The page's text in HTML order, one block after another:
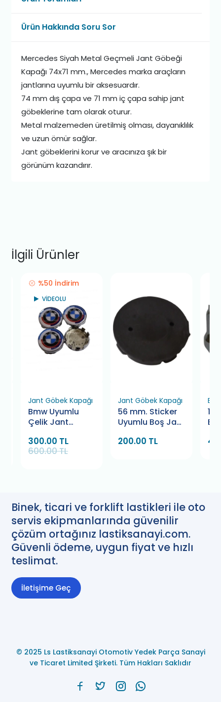
Ürün Hakkında Soru Sor
Mercedes Siyah Metal Geçmeli Jant Göbeği
Kapağı 74x71 mm., Mercedes marka araçların
jantlarına uyumlu bir aksesuardır.
74 mm dış çapa ve 71 mm iç çapa sahip jant
göbeklerine tam olarak oturur.
Metal malzemeden üretilmiş olması, dayanıklılık
ve uzun ömür sağlar.
Jant göbeklerini korur ve aracınıza şık bir
görünüm kazandırır.
İlgili Ürünler
%50 İndirim
VİDEOLU
Jant Göbek Kapağı
Bmw Uyumlu
Çelik Jant
mm. Renkli (4
Adet)
300.00 TL
600.00 TL
Jant Göbek Kapağı
56 mm. Sticker
Uyumlu Boş Jant
(4 Adet)
200.00 TL
Binek, ticari ve forklift lastikleri ile oto
servis ekipmanlarında güvenilir
çözüm ortağınız lastiksanayi.com.
Güvenli ödeme, uygun fiyat ve hızlı
teslimat.
İletişime Geç
© 2025 Ls Lastiksanayi Otomotiv Yedek Parça Sanayi
ve Ticaret Limited Şirketi. Tüm Hakları Saklıdır